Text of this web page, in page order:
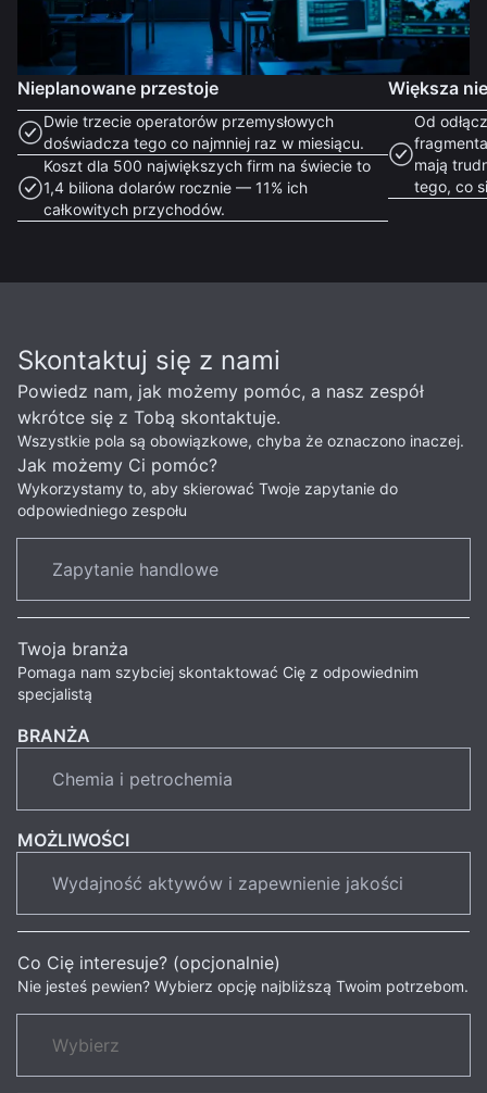
Nieplanowane przestoje
Dwie trzecie operatorów przemysłowych
doświadcza tego co najmniej raz w miesiącu.
Koszt dla 500 największych firm na świecie to
1,4 biliona dolarów rocznie — 11% ich
całkowitych przychodów.
Większa
Od
mają
tego, co
Skontaktuj się z nami
Powiedz nam, jak możemy pomóc, a nasz zespół
wkrótce się z Tobą skontaktuje.
Wszystkie pola są obowiązkowe, chyba że oznaczono inaczej.
Jak możemy Ci pomóc?
Wykorzystamy to, aby skierować Twoje zapytanie do
odpowiedniego zespołu
Twoja branża
Pomaga nam szybciej skontaktować Cię z odpowiednim
specjalistą
BRANŻA
MOŻLIWOŚCI
Co Cię interesuje? (opcjonalnie)
Nie jesteś pewien? Wybierz opcję najbliższą Twoim potrzebom.